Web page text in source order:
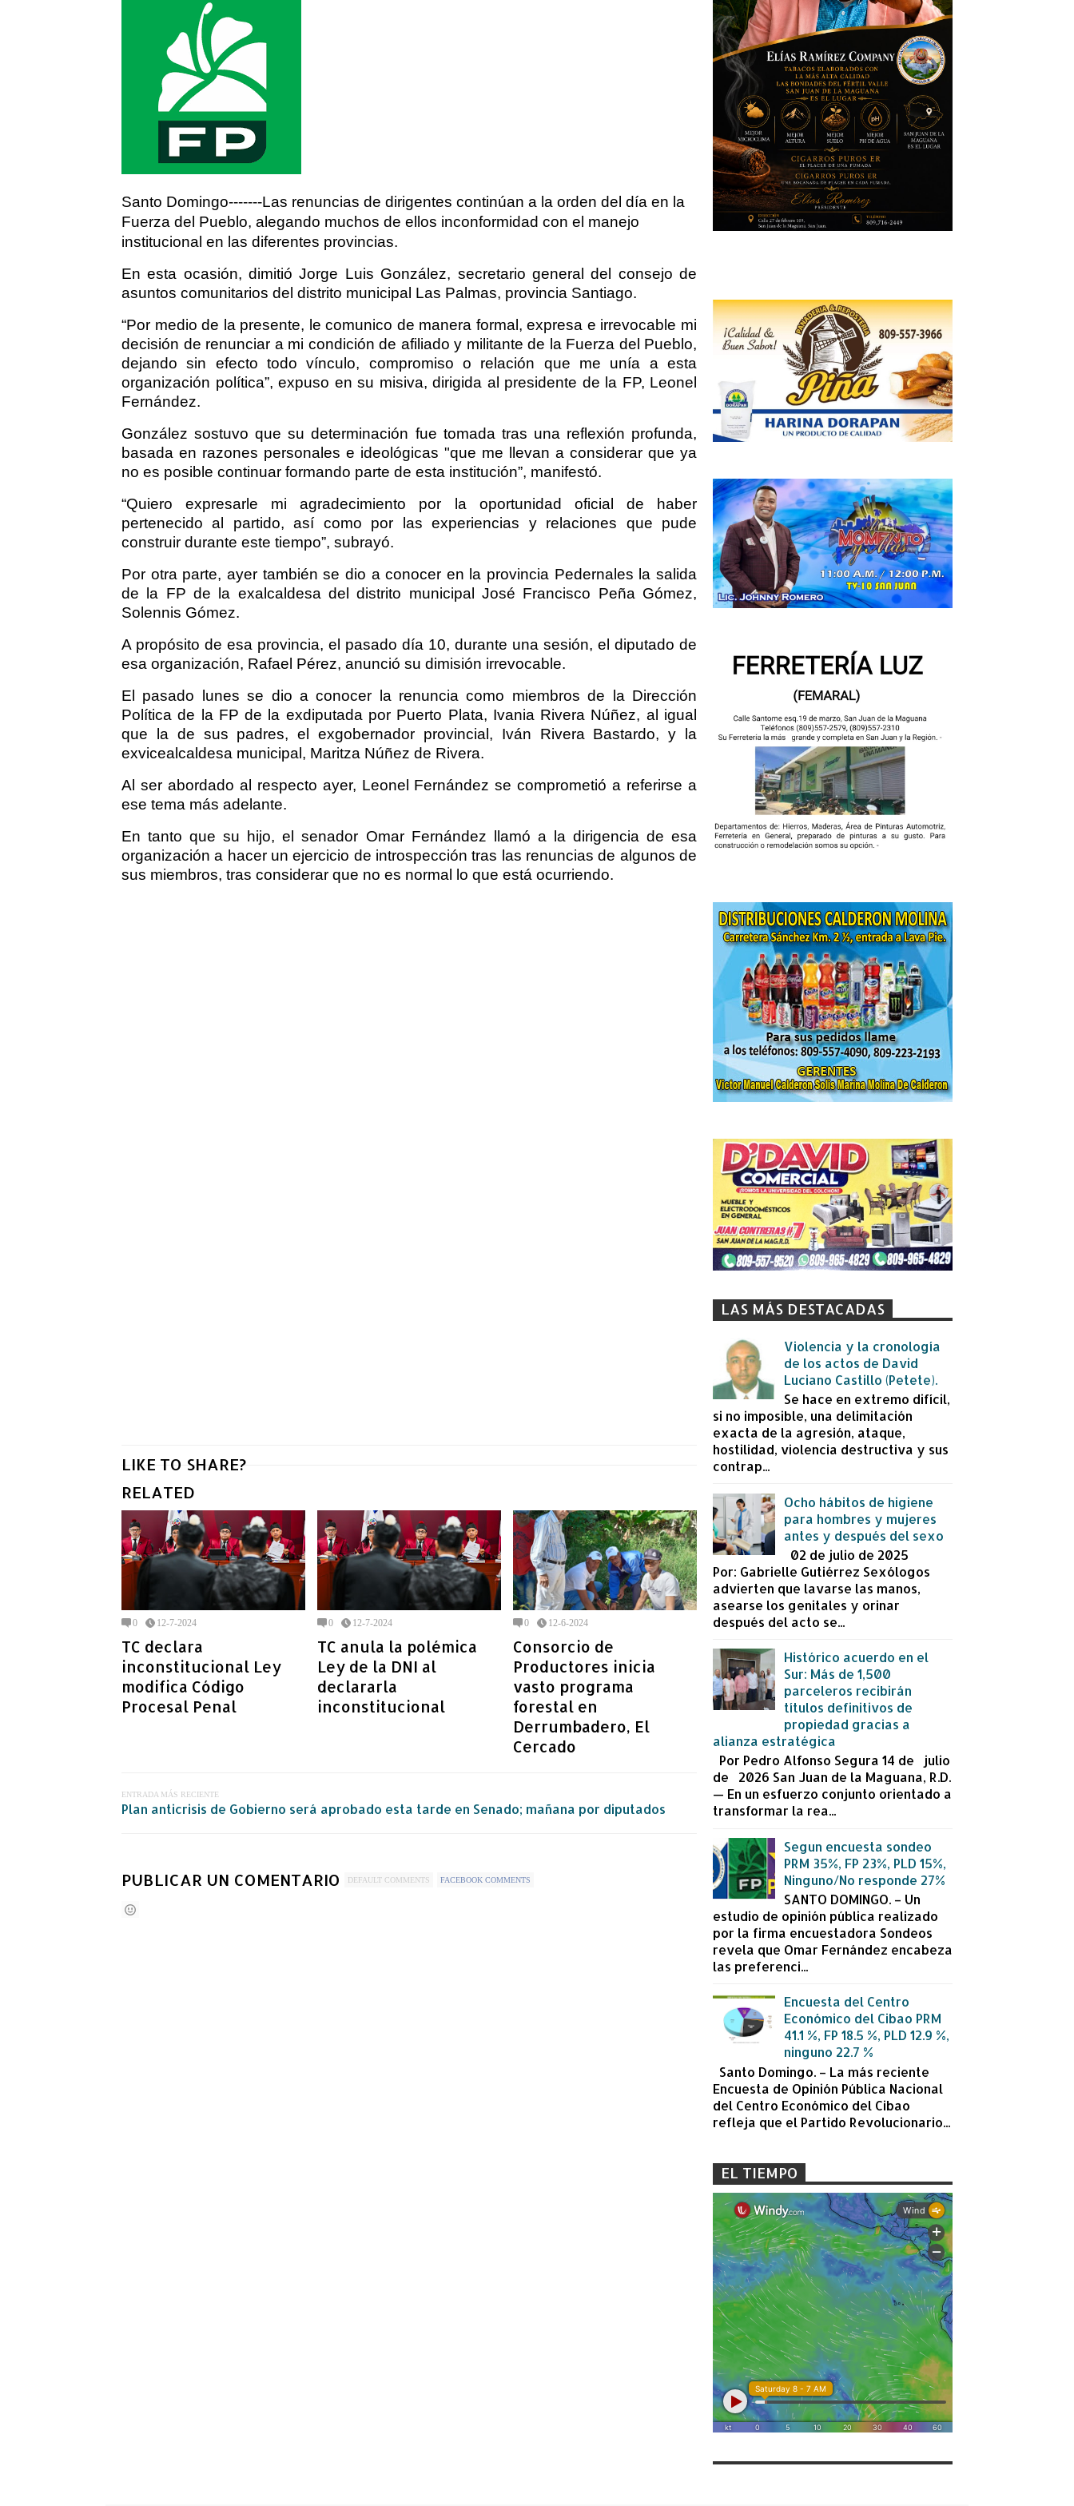
Santo Domingo-------Las renuncias de dirigentes continúan a la orden del día en la
Fuerza del Pueblo, alegando muchos de ellos inconformidad con el manejo
institucional en las diferentes provincias.
En esta ocasión, dimitió Jorge Luis González, secretario general del consejo de
asuntos comunitarios del distrito municipal Las Palmas, provincia Santiago.
“Por medio de la presente, le comunico de manera formal, expresa e irrevocable mi
decisión de renunciar a mi condición de afiliado y militante de la Fuerza del Pueblo,
dejando sin efecto todo vínculo, compromiso o relación que me unía a esta
organización política”, expuso en su misiva, dirigida al presidente de la FP, Leonel
Fernández.
González sostuvo que su determinación fue tomada tras una reflexión profunda,
basada en razones personales e ideológicas "que me llevan a considerar que ya
no es posible continuar formando parte de esta institución”, manifestó.
“Quiero expresarle mi agradecimiento por la oportunidad oficial de haber
pertenecido al partido, así como por las experiencias y relaciones que pude
construir durante este tiempo”, subrayó.
Por otra parte, ayer también se dio a conocer en la provincia Pedernales la salida
de la FP de la exalcaldesa del distrito municipal José Francisco Peña Gómez,
Solennis Gómez.
A propósito de esa provincia, el pasado día 10, durante una sesión, el diputado de
esa organización, Rafael Pérez, anunció su dimisión irrevocable.
El pasado lunes se dio a conocer la renuncia como miembros de la Dirección
Política de la FP de la exdiputada por Puerto Plata, Ivania Rivera Núñez, al igual
que la de sus padres, el exgobernador provincial, Iván Rivera Bastardo, y la
exvicealcaldesa municipal, Maritza Núñez de Rivera.
Al ser abordado al respecto ayer, Leonel Fernández se comprometió a referirse a
ese tema más adelante.
En tanto que su hijo, el senador Omar Fernández llamó a la dirigencia de esa
organización a hacer un ejercicio de introspección tras las renuncias de algunos de
sus miembros, tras considerar que no es normal lo que está ocurriendo.
LIKE TO SHARE?
RELATED
0 12-7-2024
TC declara
inconstitucional Ley
modifica Código
Procesal Penal
0 12-7-2024
TC anula la polémica
Ley de la DNI al
declararla
inconstitucional
0 12-6-2024
Consorcio de
Productores inicia
vasto programa
forestal en
Derrumbadero, El
Cercado
ENTRADA MÁS RECIENTE
Plan anticrisis de Gobierno será aprobado esta tarde en Senado; mañana por diputados
PUBLICAR UN COMENTARIO DEFAULT COMMENTS FACEBOOK COMMENTS
LAS MÁS DESTACADAS
Violencia y la cronología
de los actos de David
Luciano Castillo (Petete).
Se hace en extremo difícil,
si no imposible, una delimitación
exacta de la agresión, ataque,
hostilidad, violencia destructiva y sus
contrap...
Ocho hábitos de higiene
para hombres y mujeres
antes y después del sexo
02 de julio de 2025
Por: Gabrielle Gutiérrez Sexólogos
advierten que lavarse las manos,
asearse los genitales y orinar
después del acto se...
Histórico acuerdo en el
Sur: Más de 1,500
parceleros recibirán
títulos definitivos de
propiedad gracias a
alianza estratégica
Por Pedro Alfonso Segura 14 de julio
de 2026 San Juan de la Maguana, R.D.
— En un esfuerzo conjunto orientado a
transformar la rea...
Segun encuesta sondeo
PRM 35%, FP 23%, PLD 15%,
Ninguno/No responde 27%
SANTO DOMINGO. – Un
estudio de opinión pública realizado
por la firma encuestadora Sondeos
revela que Omar Fernández encabeza
las preferenci...
Encuesta del Centro
Económico del Cibao PRM
41.1 %, FP 18.5 %, PLD 12.9 %,
ninguno 22.7 %
Santo Domingo. – La más reciente
Encuesta de Opinión Pública Nacional
del Centro Económico del Cibao
refleja que el Partido Revolucionario...
EL TIEMPO